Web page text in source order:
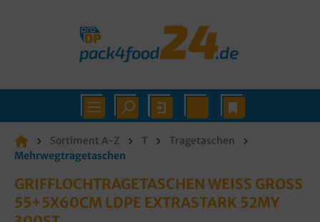
Sortiment A-Z T
Tragetaschen
Mehrwegtragetaschen
GRIFFLOCHTRAGETASCHEN WEISS GROSS 55
+5X60CM LDPE EXTRASTARK 52MY 30